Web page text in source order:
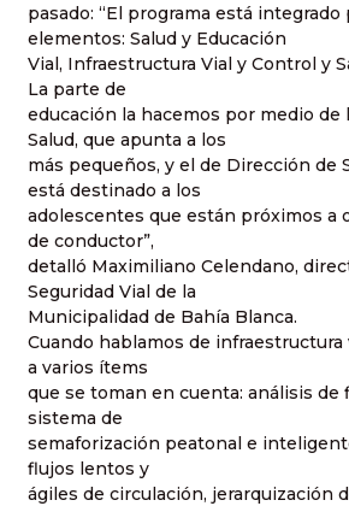
pasado: “El programa está integrado
elementos: Salud y Educación
Vial, Infraestructura Vial y Control y
La parte de
educación la hacemos por medio de
Salud, que apunta a los
más pequeños, y el de Dirección de
está destinado a los
adolescentes que están próximos a
de conductor”,
detalló Maximiliano Celendano,
Seguridad Vial de la
Municipalidad de Bahía Blanca.
Cuando hablamos de
a varios ítems
que se toman en cuenta: análisis de
sistema de
semaforización peatonal e
flujos lentos y
ágiles de circulación, jerarquización